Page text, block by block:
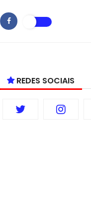
REDES SOCIAIS